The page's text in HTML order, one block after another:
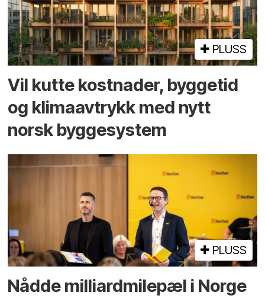
PLUSS
Vil kutte kostnader, byggetid
og klima­avtrykk med nytt
norsk bygge­system
PLUSS
Nådde milliard­­milepæl i Norge